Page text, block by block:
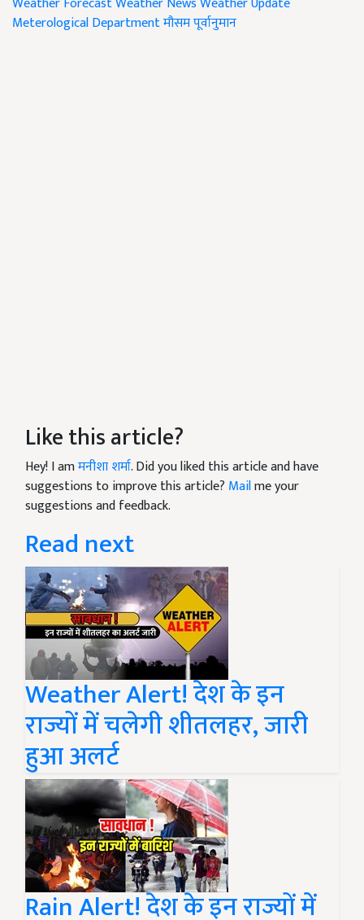
Meterological Departmentमौसम पूर्वानुमान
Like this article?
Hey! I amमनीशा शर्मा. Did you liked this article and have
suggestions to improve this article? Mailme your
suggestions and feedback.
Read next
Weather Alert! देश के इन
राज्यों में चलेगी शीतलहर, जारी
हुआ अलर्ट
Rain Alert! देश के इन राज्यों में